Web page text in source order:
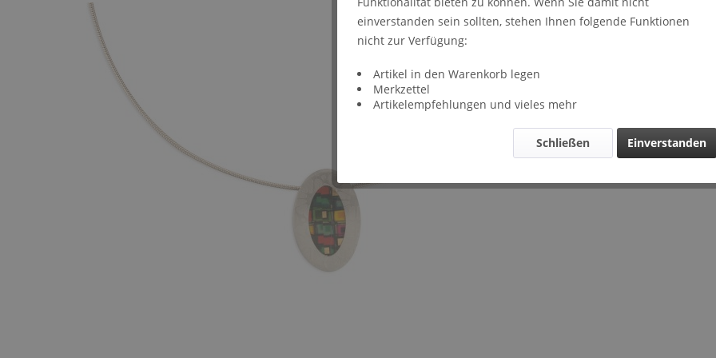
einverstanden sein sollten, stehen Ihnen folgende Funktionen
nicht zur Verfügung:
Artikel in den Warenkorb legen
Merkzettel
Artikelempfehlungen und vieles mehr
Einverstanden
Schließen